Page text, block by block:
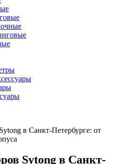
в Санкт-Петербурге: от
Sytong в Санкт-